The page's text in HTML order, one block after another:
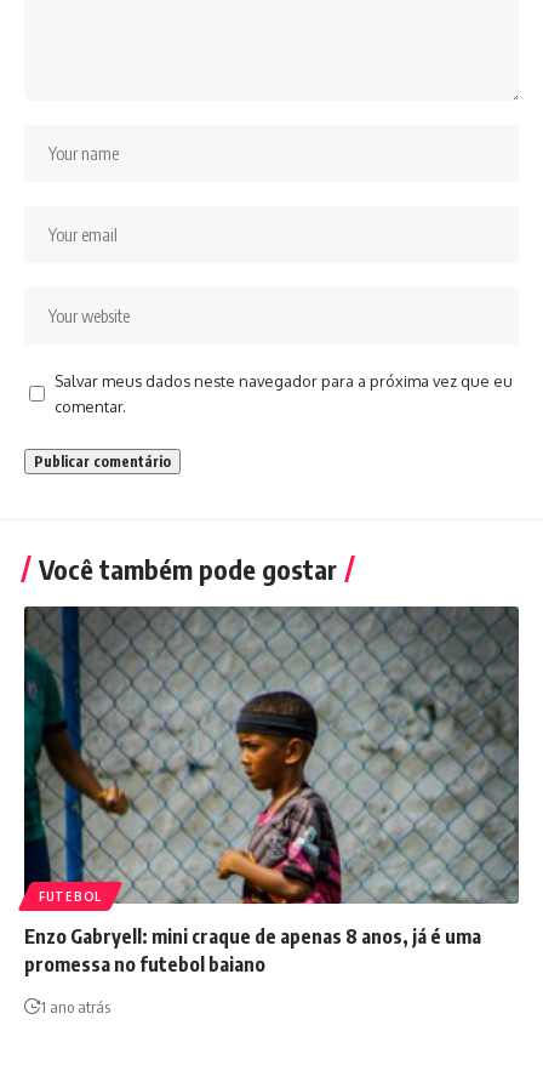
Salvar meus dados neste navegador para a próxima vez que eu
comentar.
Você também pode gostar
FUTEBOL
Enzo Gabryell: mini craque de apenas 8 anos, já é uma
promessa no futebol baiano
1 ano atrás